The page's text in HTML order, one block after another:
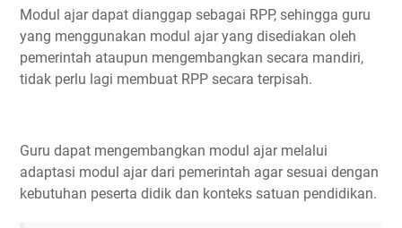
Modul ajar dapat dianggap sebagai RPP, sehingga guru
yang menggunakan modul ajar yang disediakan oleh
pemerintah ataupun mengembangkan secara mandiri,
tidak perlu lagi membuat RPP secara terpisah.
Guru dapat mengembangkan modul ajar melalui
adaptasi modul ajar dari pemerintah agar sesuai dengan
kebutuhan peserta didik dan konteks satuan pendidikan.